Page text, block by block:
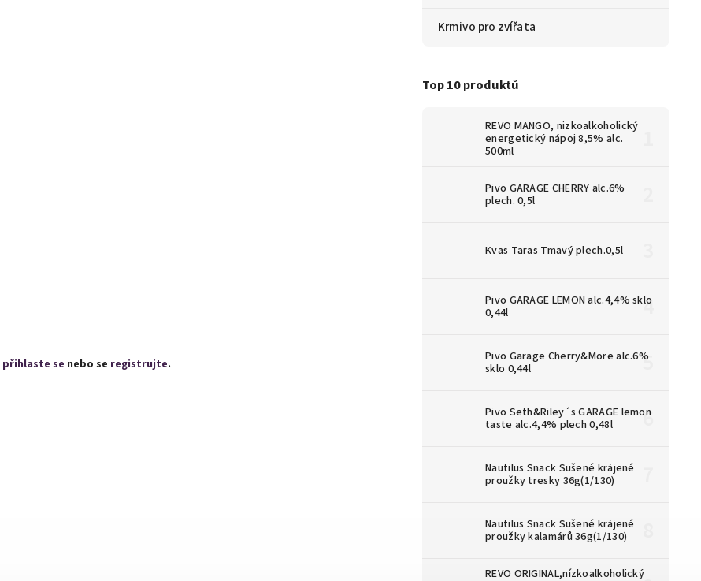
Krmivo pro zvířata
Top 10 produktů
REVO MANGO, nizkoalkoholický
energetický nápoj 8,5% alc.
500ml
Pivo GARAGE CHERRY alc.6%
plech. 0,5l
Kvas Taras Tmavý plech.0,5l
Pivo GARAGE LEMON alc.4,4% sklo
0,44l
Pivo Garage Cherry&More alc.6%
sklo 0,44l
Pivo Seth&Riley´s GARAGE lemon
taste alc.4,4% plech 0,48l
Nautilus Snack Sušené krájené
proužky tresky 36g(1/130)
Nautilus Snack Sušené krájené
proužky kalamárů 36g(1/130)
REVO ORIGINAL,nízkoalkoholický
přihlaste se nebo se registrujte.